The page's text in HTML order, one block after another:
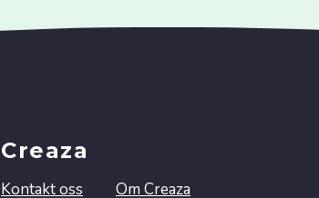
Creaza
Kontakt oss Om Creaza